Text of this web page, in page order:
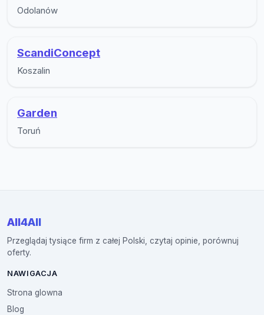
Odolanów
ScandiConcept
Koszalin
Garden
Toruń
All4All
Przeglądaj tysiące firm z całej Polski, czytaj opinie, porównuj
oferty.
NAWIGACJA
Strona glowna
Blog